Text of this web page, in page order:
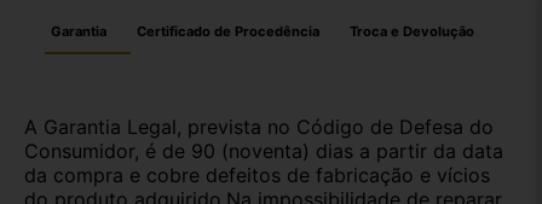
Garantia Certificado de Procedência Troca e Devolução
A Garantia Legal, prevista no Código de Defesa do
Consumidor, é de 90 (noventa) dias a partir da data
da compra e cobre defeitos de fabricação e vícios